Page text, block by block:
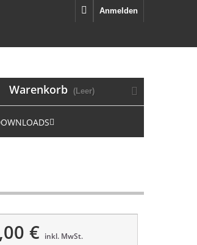
Anmelden
Warenkorb (Leer)
€ inkl. MwSt.